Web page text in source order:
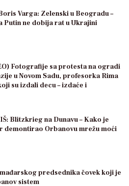
Varga: Zelenski u Beogradu –
Putin ne dobija rat u Ukrajini
Fotografije sa protesta na ogradi
u Novom Sadu, profesorka Rima
su izdali decu – izdaće i
Blitzkrieg na Dunavu – Kako je
demontirao Orbanovu mrežu moći
predsednika čovek koji je
sistem